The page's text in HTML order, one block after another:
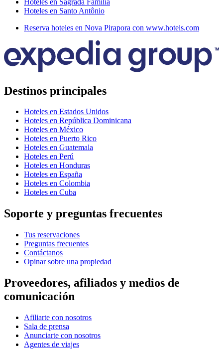
Hoteles en Sagrada Família
Hoteles en Santo Antônio
Reserva hoteles en Nova Pirapora con www.hoteis.com
Destinos principales
Hoteles en Estados Unidos
Hoteles en República Dominicana
Hoteles en México
Hoteles en Puerto Rico
Hoteles en Guatemala
Hoteles en Perú
Hoteles en Honduras
Hoteles en España
Hoteles en Colombia
Hoteles en Cuba
Soporte y preguntas frecuentes
Tus reservaciones
Preguntas frecuentes
Contáctanos
Opinar sobre una propiedad
Proveedores, afiliados y medios de
comunicación
Afiliarte con nosotros
Sala de prensa
Anunciarte con nosotros
Agentes de viajes